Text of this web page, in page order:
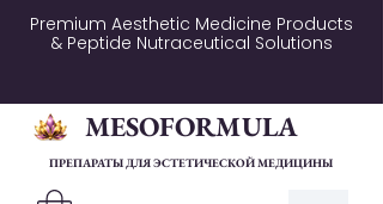
Premium Aesthetic Medicine Products
& Peptide Nutraceutical Solutions
Войти
MESOFORMULA
ПРЕПАРАТЫ ДЛЯ ЭСТЕТИЧЕСКОЙ МЕДИЦИНЫ